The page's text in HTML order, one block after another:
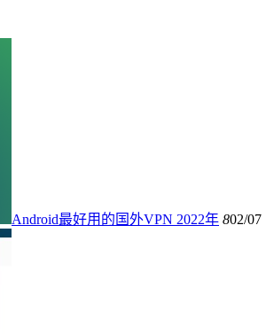
Android最好用的国外VPN 2022年 802/07